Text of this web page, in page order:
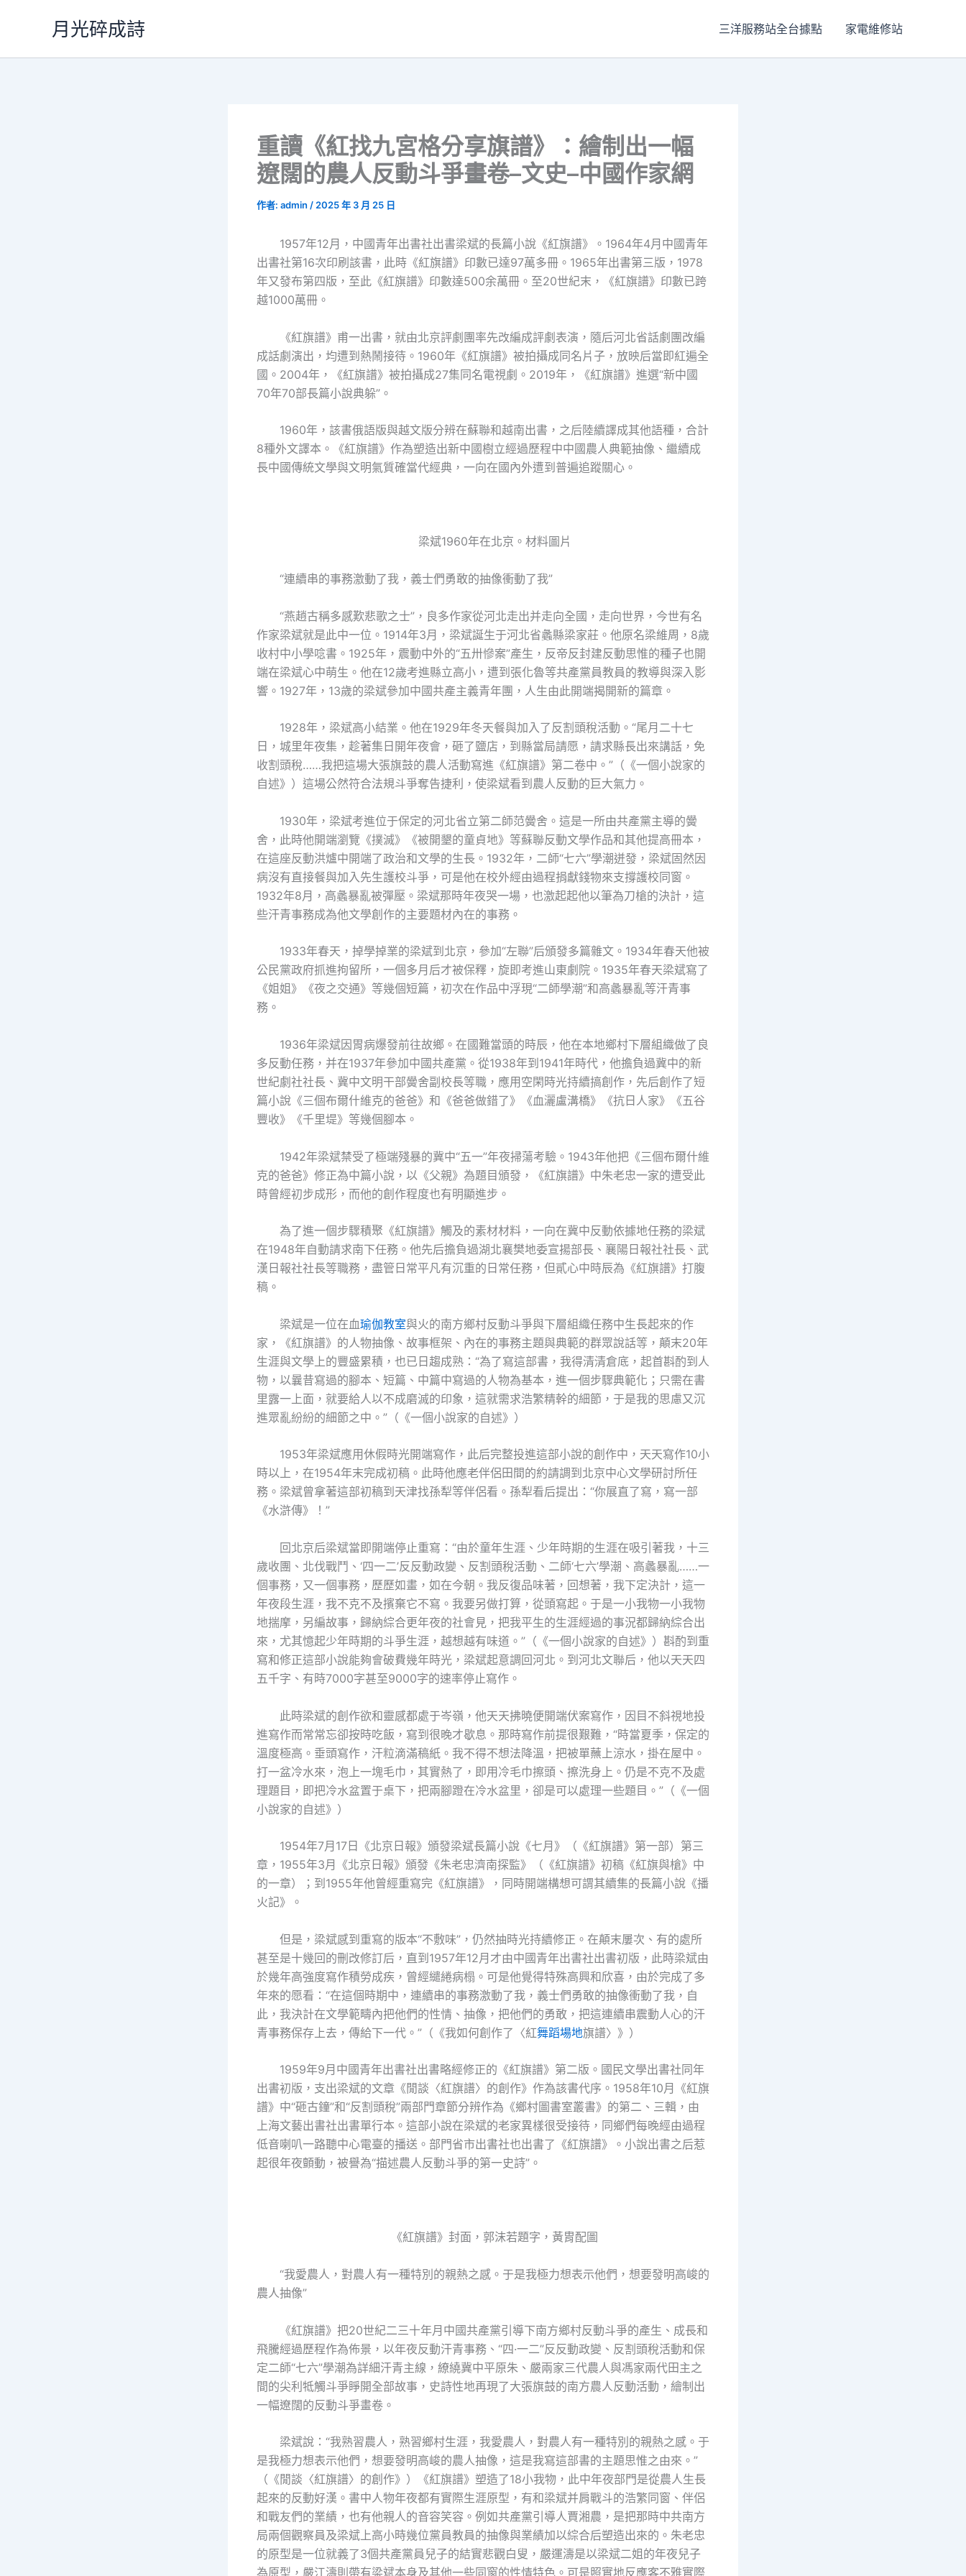
月光碎成詩 三洋服務站全台據點 家電維修站
重讀《紅找九宮格分享旗譜》：繪制出一幅
遼闊的農人反動斗爭畫卷–文史–中國作家網
作者: admin / 2025 年 3 月 25 日
1957年12月，中國青年出書社出書梁斌的長篇小說《紅旗譜》。1964年4月中國青年
出書社第16次印刷該書，此時《紅旗譜》印數已達97萬多冊。1965年出書第三版，1978
年又發布第四版，至此《紅旗譜》印數達500余萬冊。至20世紀末，《紅旗譜》印數已跨
越1000萬冊。
《紅旗譜》甫一出書，就由北京評劇團率先改編成評劇表演，隨后河北省話劇團改編
成話劇演出，均遭到熱鬧接待。1960年《紅旗譜》被拍攝成同名片子，放映后當即紅遍全
國。2004年，《紅旗譜》被拍攝成27集同名電視劇。2019年，《紅旗譜》進選“新中國
70年70部長篇小說典躲”。
1960年，該書俄語版與越文版分辨在蘇聯和越南出書，之后陸續譯成其他語種，合計
8種外文譯本。《紅旗譜》作為塑造出新中國樹立經過歷程中中國農人典範抽像、繼續成
長中國傳統文學與文明氣質確當代經典，一向在國內外遭到普遍追蹤關心。
梁斌1960年在北京。材料圖片
“連續串的事務激動了我，義士們勇敢的抽像衝動了我”
“燕趙古稱多感歎悲歌之士”，良多作家從河北走出并走向全國，走向世界，今世有名
作家梁斌就是此中一位。1914年3月，梁斌誕生于河北省蠡縣梁家莊。他原名梁維周，8歲
收村中小學唸書。1925年，震動中外的“五卅慘案”產生，反帝反封建反動思惟的種子也開
端在梁斌心中萌生。他在12歲考進縣立高小，遭到張化魯等共產黨員教員的教導與深入影
響。1927年，13歲的梁斌參加中國共產主義青年團，人生由此開端揭開新的篇章。
1928年，梁斌高小結業。他在1929年冬天餐與加入了反割頭稅活動。“尾月二十七
日，城里年夜集，趁著集日開年夜會，砸了鹽店，到縣當局請愿，請求縣長出來講話，免
收割頭稅……我把這場大張旗鼓的農人活動寫進《紅旗譜》第二卷中。”（《一個小說家的
自述》）這場公然符合法規斗爭奪告捷利，使梁斌看到農人反動的巨大氣力。
1930年，梁斌考進位于保定的河北省立第二師范黌舍。這是一所由共產黨主導的黌
舍，此時他開端瀏覽《撲滅》《被開墾的童貞地》等蘇聯反動文學作品和其他提高冊本，
在這座反動洪爐中開端了政治和文學的生長。1932年，二師“七六”學潮迸發，梁斌固然因
病沒有直接餐與加入先生護校斗爭，可是他在校外經由過程捐獻錢物來支撐護校同窗。
1932年8月，高蠡暴亂被彈壓。梁斌那時年夜哭一場，也激起起他以筆為刀槍的決計，這
些汗青事務成為他文學創作的主要題材內在的事務。
1933年春天，掉學掉業的梁斌到北京，參加“左聯”后頒發多篇雜文。1934年春天他被
公民黨政府抓進拘留所，一個多月后才被保釋，旋即考進山東劇院。1935年春天梁斌寫了
《姐姐》《夜之交通》等幾個短篇，初次在作品中浮現“二師學潮”和高蠡暴亂等汗青事
務。
1936年梁斌因胃病爆發前往故鄉。在國難當頭的時辰，他在本地鄉村下層組織做了良
多反動任務，并在1937年參加中國共產黨。從1938年到1941年時代，他擔負過冀中的新
世紀劇社社長、冀中文明干部黌舍副校長等職，應用空閑時光持續搞創作，先后創作了短
篇小說《三個布爾什維克的爸爸》和《爸爸做錯了》《血灑盧溝橋》《抗日人家》《五谷
豐收》《千里堤》等幾個腳本。
1942年梁斌禁受了極端殘暴的冀中“五一”年夜掃蕩考驗。1943年他把《三個布爾什維
克的爸爸》修正為中篇小說，以《父親》為題目頒發，《紅旗譜》中朱老忠一家的遭受此
時曾經初步成形，而他的創作程度也有明顯進步。
為了進一個步驟積聚《紅旗譜》觸及的素材材料，一向在冀中反動依據地任務的梁斌
在1948年自動請求南下任務。他先后擔負過湖北襄樊地委宣揚部長、襄陽日報社社長、武
漢日報社社長等職務，盡管日常平凡有沉重的日常任務，但貳心中時辰為《紅旗譜》打腹
稿。
梁斌是一位在血瑜伽教室與火的南方鄉村反動斗爭與下層組織任務中生長起來的作
家，《紅旗譜》的人物抽像、故事框架、內在的事務主題與典範的群眾說話等，顛末20年
生涯與文學上的豐盛累積，也已日趨成熟：“為了寫這部書，我得清清倉底，起首斟酌到人
物，以曩昔寫過的腳本、短篇、中篇中寫過的人物為基本，進一個步驟典範化；只需在書
里露一上面，就要給人以不成磨滅的印象，這就需求浩繁精幹的細節，于是我的思慮又沉
進眾亂紛紛的細節之中。”（《一個小說家的自述》）
1953年梁斌應用休假時光開端寫作，此后完整投進這部小說的創作中，天天寫作10小
時以上，在1954年末完成初稿。此時他應老伴侶田間的約請調到北京中心文學研討所任
務。梁斌曾拿著這部初稿到天津找孫犁等伴侶看。孫犁看后提出：“你展直了寫，寫一部
《水滸傳》！”
回北京后梁斌當即開端停止重寫：“由於童年生涯、少年時期的生涯在吸引著我，十三
歲收團、北伐戰鬥、‘四一二’反反動政變、反割頭稅活動、二師‘七六’學潮、高蠡暴亂……一
個事務，又一個事務，歷歷如畫，如在今朝。我反復品味著，回想著，我下定決計，這一
年夜段生涯，我不克不及擯棄它不寫。我要另做打算，從頭寫起。于是一小我物一小我物
地揣摩，另編故事，歸納綜合更年夜的社會見，把我平生的生涯經過的事況都歸納綜合出
來，尤其憶起少年時期的斗爭生涯，越想越有味道。”（《一個小說家的自述》）斟酌到重
寫和修正這部小說能夠會破費幾年時光，梁斌起意調回河北。到河北文聯后，他以天天四
五千字、有時7000字甚至9000字的速率停止寫作。
此時梁斌的創作欲和靈感都處于岑嶺，他天天拂曉便開端伏案寫作，因目不斜視地投
進寫作而常常忘卻按時吃飯，寫到很晚才歇息。那時寫作前提很艱難，“時當夏季，保定的
溫度極高。垂頭寫作，汗粒滴滿稿紙。我不得不想法降溫，把被單蘸上涼水，掛在屋中。
打一盆冷水來，泡上一塊毛巾，其實熱了，即用冷毛巾擦頭、擦洗身上。仍是不克不及處
理題目，即把冷水盆置于桌下，把兩腳蹬在冷水盆里，卻是可以處理一些題目。”（《一個
小說家的自述》）
1954年7月17日《北京日報》頒發梁斌長篇小說《七月》（《紅旗譜》第一部）第三
章，1955年3月《北京日報》頒發《朱老忠濟南探監》（《紅旗譜》初稿《紅旗與槍》中
的一章）；到1955年他曾經重寫完《紅旗譜》，同時開端構想可謂其續集的長篇小說《播
火記》。
但是，梁斌感到重寫的版本“不敷味”，仍然抽時光持續修正。在顛末屢次、有的處所
甚至是十幾回的刪改修訂后，直到1957年12月才由中國青年出書社出書初版，此時梁斌由
於幾年高強度寫作積勞成疾，曾經繾綣病榻。可是他覺得特殊高興和欣喜，由於完成了多
年來的愿看：“在這個時期中，連續串的事務激動了我，義士們勇敢的抽像衝動了我，自
此，我決計在文學範疇內把他們的性情、抽像，把他們的勇敢，把這連續串震動人心的汗
青事務保存上去，傳給下一代。”（《我如何創作了〈紅舞蹈場地旗譜〉》）
1959年9月中國青年出書社出書略經修正的《紅旗譜》第二版。國民文學出書社同年
出書初版，支出梁斌的文章《閒談〈紅旗譜〉的創作》作為該書代序。1958年10月《紅旗
譜》中“砸古鐘”和“反割頭稅”兩部門章節分辨作為《鄉村圖書室叢書》的第二、三輯，由
上海文藝出書社出書單行本。這部小說在梁斌的老家異樣很受接待，同鄉們每晚經由過程
低音喇叭一路聽中心電臺的播送。部門省市出書社也出書了《紅旗譜》。小說出書之后惹
起很年夜顫動，被譽為“描述農人反動斗爭的第一史詩”。
《紅旗譜》封面，郭沫若題字，黃胄配圖
“我愛農人，對農人有一種特別的親熱之感。于是我極力想表示他們，想要發明高峻的
農人抽像”
《紅旗譜》把20世紀二三十年月中國共產黨引導下南方鄉村反動斗爭的產生、成長和
飛騰經過歷程作為佈景，以年夜反動汗青事務、“四·一二”反反動政變、反割頭稅活動和保
定二師“七六”學潮為詳細汗青主線，繚繞冀中平原朱、嚴兩家三代農人與馮家兩代田主之
間的尖利牴觸斗爭睜開全部故事，史詩性地再現了大張旗鼓的南方農人反動活動，繪制出
一幅遼闊的反動斗爭畫卷。
梁斌說：“我熟習農人，熟習鄉村生涯，我愛農人，對農人有一種特別的親熱之感。于
是我極力想表示他們，想要發明高峻的農人抽像，這是我寫這部書的主題思惟之由來。”
（《閒談〈紅旗譜〉的創作》）《紅旗譜》塑造了18小我物，此中年夜部門是從農人生長
起來的反動好漢。書中人物年夜都有實際生涯原型，有和梁斌并肩戰斗的浩繁同窗、伴侶
和戰友們的業績，也有他親人的音容笑容。例如共產黨引導人賈湘農，是把那時中共南方
局兩個觀察員及梁斌上高小時幾位黨員教員的抽像與業績加以綜合后塑造出來的。朱老忠
的原型是一位就義了3個共產黨員兒子的結實悲觀白叟，嚴運濤是以梁斌二姐的年夜兒子
為原型，嚴江濤則帶有梁斌本身及其他一些同窗的性情特色。可是照實地反應客不雅實際